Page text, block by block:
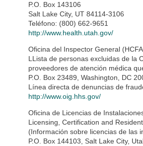
P.O. Box 143106
Salt Lake City, UT 84114-3106
Teléfono: (800) 662-9651
http://www.health.utah.gov/
Oficina del Inspector General
LLista de personas excluidas de la
proveedores de atención médica
P.O. Box 23489, Washington, DC
Línea directa de denuncias de
http://www.oig.hhs.gov/
Oficina de Licencias de
Licensing, Certification and
(Información sobre licencias de las
P.O. Box 144103, Salt Lake City,